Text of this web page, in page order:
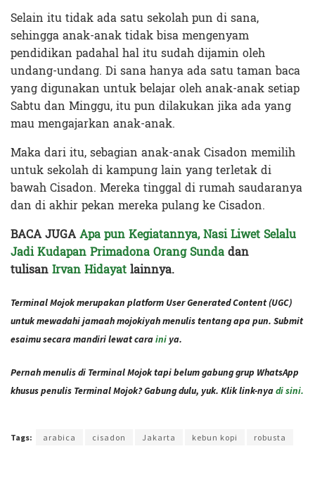
Selain itu tidak ada satu sekolah pun di sana,
sehingga anak-anak tidak bisa mengenyam
pendidikan padahal hal itu sudah dijamin oleh
undang-undang. Di sana hanya ada satu taman baca
yang digunakan untuk belajar oleh anak-anak setiap
Sabtu dan Minggu, itu pun dilakukan jika ada yang
mau mengajarkan anak-anak.
Maka dari itu, sebagian anak-anak Cisadon memilih
untuk sekolah di kampung lain yang terletak di
bawah Cisadon. Mereka tinggal di rumah saudaranya
dan di akhir pekan mereka pulang ke Cisadon.
BACA JUGAApa pun Kegiatannya, Nasi Liwet Selalu
Jadi Kudapan Primadona Orang Sundadan
tulisanIrvan Hidayatlainnya.
Terminal Mojok merupakan platform User Generated Content (UGC)
untuk mewadahi jamaah mojokiyah menulis tentang apa pun. Submit
esaimu secara mandiri lewat caraini ya.
Pernah menulis di Terminal Mojok tapi belum gabung grup WhatsApp
khusus penulis Terminal Mojok? Gabung dulu, yuk. Klik link-nyadi sini.
Tags: arabica cisadon Jakarta kebun kopi robusta